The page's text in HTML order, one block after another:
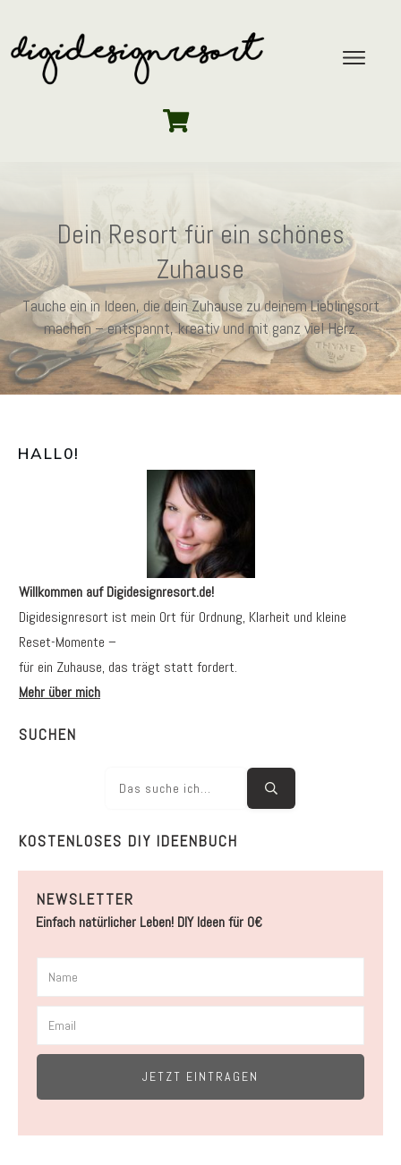
Dein Resort für ein schönes
Zuhause
Tauche ein in Ideen, die dein Zuhause zu deinem Lieblingsort
machen – entspannt, kreativ und mit ganz viel Herz.
HALL0!
Willkommen auf Digidesignresort.de!
Digidesignresort ist mein Ort für Ordnung, Klarheit und kleine
Reset-Momente –
für ein Zuhause, das trägt statt fordert.
Mehr über mich
SUCHEN
KOSTENLOSES DIY IDEENBUCH
NEWSLETTER
Einfach natürlicher Leben! DIY Ideen für 0€
JETZT EINTRAGEN